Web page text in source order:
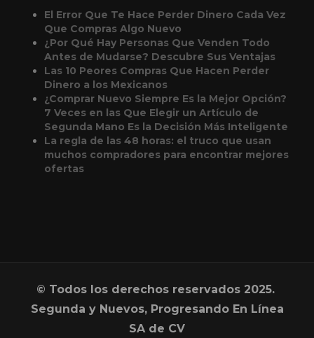
El Error Que Te Hace Perder Dinero Cada Vez
Que Compras Algo Nuevo
¿Por Qué Hay Personas Que Venden Todo
Antes de Mudarse? Descubre Sus Ventajas
Las 10 Peores Compras Que Hacen Perder
Dinero a los Mexicanos
¿Comprar Nuevo Siempre Es la Mejor Opción?
7 Veces en las Que Elegir un Artículo de
Segunda Mano Es la Decisión Más Inteligente
La regla de las 48 horas: el truco que usan
muchos compradores para encontrar mejores
ofertas
© Todos los derechos reservados 2025.
Segunda y Nuevos, Progresando En Línea
SA de CV